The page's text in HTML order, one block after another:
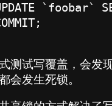
`foobar`
测试写覆盖，会发
会发生死锁。